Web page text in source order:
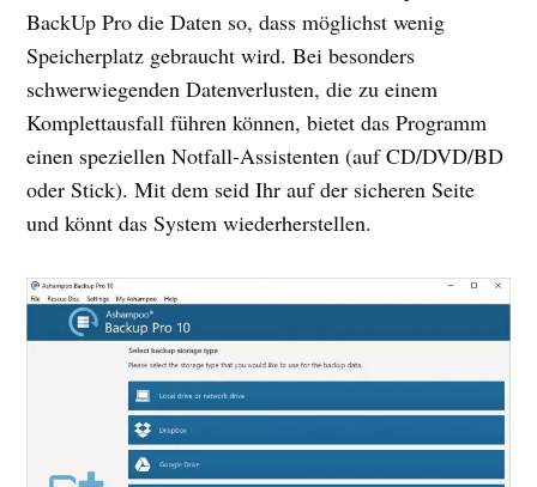
BackUp Pro die Daten so, dass möglichst wenig
Speicherplatz gebraucht wird. Bei besonders
schwerwiegenden Datenverlusten, die zu einem
Komplettausfall führen können, bietet das Programm
einen speziellen Notfall-Assistenten (auf CD/DVD/BD
oder Stick). Mit dem seid Ihr auf der sicheren Seite
und könnt das System wiederherstellen.